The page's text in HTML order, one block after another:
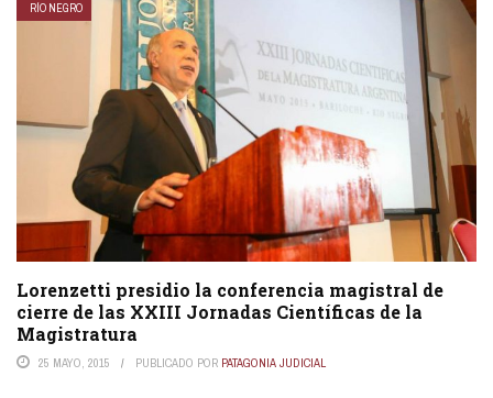
RÍO NEGRO
Lorenzetti presidio la conferencia magistral de
cierre de las XXIII Jornadas Científicas de la
Magistratura
25 MAYO, 2015 PUBLICADO POR PATAGONIA JUDICIAL